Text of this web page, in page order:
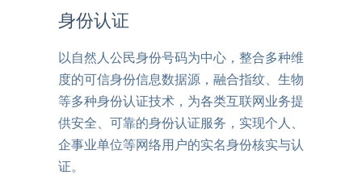
身份认证
以自然人公民身份号码为中心，整合多种维
度的可信身份信息数据源，融合指纹、生物
等多种身份认证技术，为各类互联网业务提
供安全、可靠的身份认证服务，实现个人、
企事业单位等网络用户的实名身份核实与认
证。